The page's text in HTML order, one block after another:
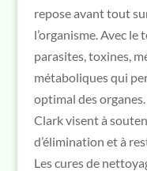
repose avant tout
l’organisme. Avec
parasites, toxines,
métaboliques qui
optimal des
Clark visent à
d’élimination et à
Les cures de